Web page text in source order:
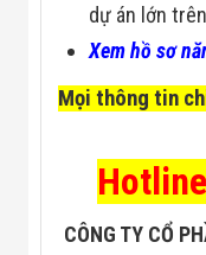
dự án lớn
Xem hồ sơ
Mọi thông tin
CÔNG TY CỔ